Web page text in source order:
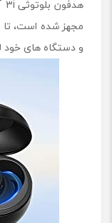
مجهز شده است، تا
و دستگاه های خود